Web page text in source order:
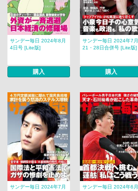
サンデー毎日 2024年8月
4日号 [Lite版]
購入
サンデー毎日 2024年7月
21・28日合併号 [Lite版]
購入
サンデー毎日 2024年7月 サンデー毎日 2024年6月